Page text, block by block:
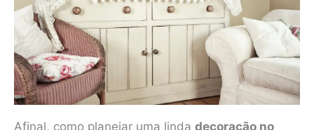
Afinal, como planejar uma linda decoração no